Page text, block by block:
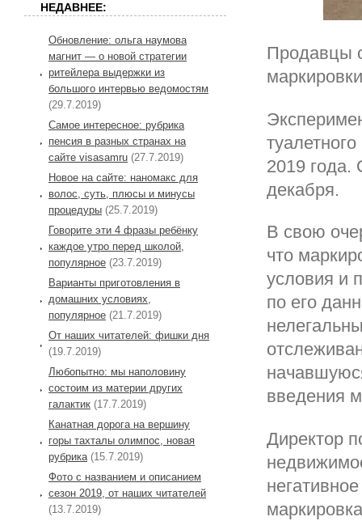
Продавцы
2019 года.
декабря.
В свою
что
условия и
по его
введения
Директор
НЕДАВНЕЕ:
Обновление: ольга наумова
магнит — о новой стратегии
ритейлера выдержки из
большого интервью ведомостям
(29.7.2019)
Самое интересное: рубрика
пенсия в разных странах на
сайте visasamru (27.7.2019)
Новое на сайте: наномакс для
волос, суть, плюсы и минусы
процедуры (25.7.2019)
Говорите эти 4 фразы ребёнку
каждое утро перед школой,
популярное (23.7.2019)
Варианты приготовления в
домашних условиях,
популярное (21.7.2019)
От наших читателей: фишки дня
(19.7.2019)
Любопытно: мы наполовину
состоим из материи других
галактик (17.7.2019)
Канатная дорога на вершину
горы тахталы олимпос, новая
рубрика(15.7.2019)
Фото с названием и описанием
сезон 2019, от наших читателей
(13.7.2019)